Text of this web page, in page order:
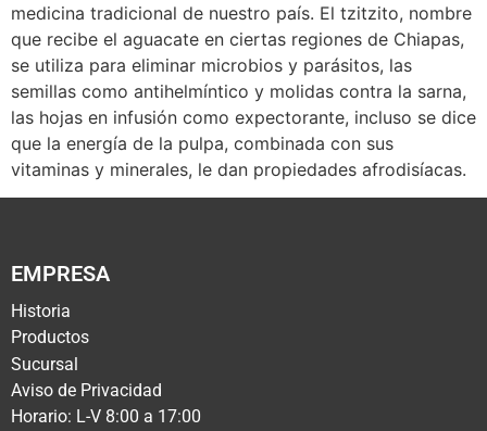
medicina tradicional de nuestro país. El tzitzito, nombre
que recibe el aguacate en ciertas regiones de Chiapas,
se utiliza para eliminar microbios y parásitos, las
semillas como antihelmíntico y molidas contra la sarna,
las hojas en infusión como expectorante, incluso se dice
que la energía de la pulpa, combinada con sus
vitaminas y minerales, le dan propiedades afrodisíacas.
EMPRESA
Historia
Productos
Sucursal
Aviso de Privacidad
Horario: L-V 8:00 a 17:00